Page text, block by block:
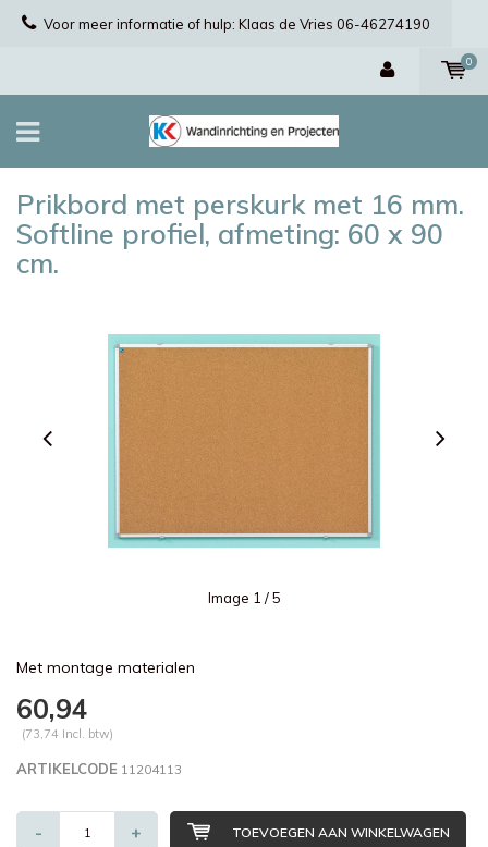
Voor meer informatie of hulp: Klaas de Vries 06-46274190
0
Prikbord met perskurk met 16 mm.
Softline profiel, afmeting: 60 x 90
cm.
Image 1 / 5
Met montage materialen
60,94
(73,74 Incl. btw)
ARTIKELCODE 11204113
- + TOEVOEGEN AAN WINKELWAGEN